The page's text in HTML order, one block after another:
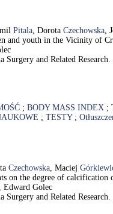
Pitala, Dorota Czechowska,
and youth in the Vicinity of
Surgery and Related
; BODY MASS INDEX ;
; TESTY;
Czechowska, Maciej
on the degree of
Edward Golec
Surgery and Related